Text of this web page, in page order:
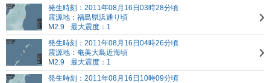
発生時刻：2011年08月16日03時28分頃
震源地：福島県浜通り頃
M2.9
最大震度：1
発生時刻：2011年08月16日04時26分頃
震源地：奄美大島近海頃
M2.9
最大震度：1
発生時刻：2011年08月16日10時09分頃